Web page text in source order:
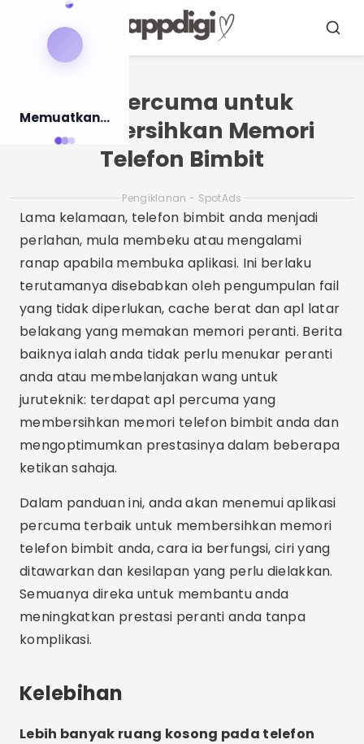
Memuatkan...
Apl Percuma untuk
Membersihkan Memori
Telefon Bimbit
Pengiklanan - SpotAds
Lama kelamaan, telefon bimbit anda menjadi
perlahan, mula membeku atau mengalami
ranap apabila membuka aplikasi. Ini berlaku
terutamanya disebabkan oleh pengumpulan fail
yang tidak diperlukan, cache berat dan apl latar
belakang yang memakan memori peranti. Berita
baiknya ialah anda tidak perlu menukar peranti
anda atau membelanjakan wang untuk
juruteknik: terdapat apl percuma yang
membersihkan memori telefon bimbit anda dan
mengoptimumkan prestasinya dalam beberapa
ketikan sahaja.
Dalam panduan ini, anda akan menemui aplikasi
percuma terbaik untuk membersihkan memori
telefon bimbit anda, cara ia berfungsi, ciri yang
ditawarkan dan kesilapan yang perlu dielakkan.
Semuanya direka untuk membantu anda
meningkatkan prestasi peranti anda tanpa
komplikasi.
Kelebihan
Lebih banyak ruang kosong pada telefon